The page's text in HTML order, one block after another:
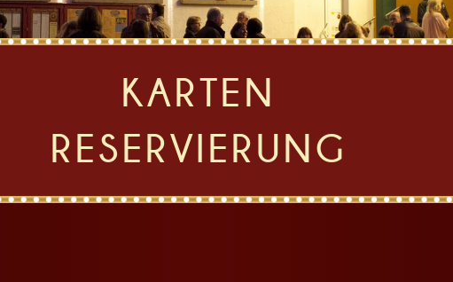
KARTEN
RESERVIERUNG